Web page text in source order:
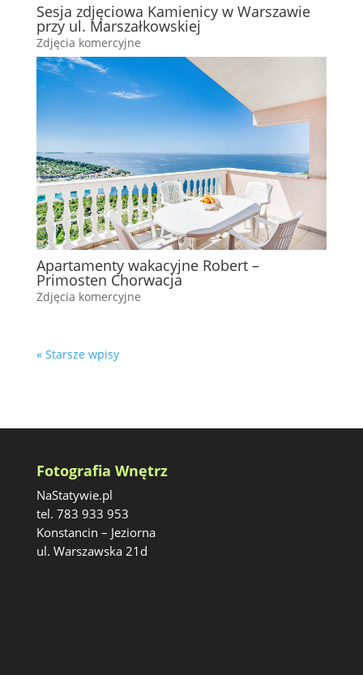
Sesja zdjęciowa Kamienicy w Warszawie
przy ul. Marszałkowskiej
Zdjęcia komercyjne
Apartamenty wakacyjne Robert –
Primosten Chorwacja
Zdjęcia komercyjne
« Starsze wpisy
Fotografia Wnętrz
NaStatywie.pl
tel. 783 933 953
Konstancin – Jeziorna
ul. Warszawska 21d